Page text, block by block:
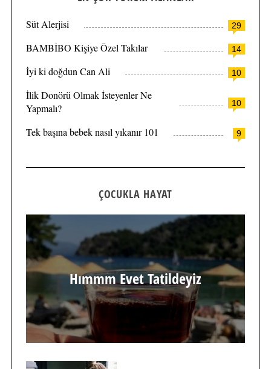
29
Süt Alerjisi
14
BAMBİBO Kişiye Özel Takılar
10
İyi ki doğdun Can Ali
10
İlik Donörü Olmak İsteyenler Ne
Yapmalı?
9
Tek başına bebek nasıl yıkanır 101
ÇOCUKLA HAYAT
Hımmm Evet Tatildeyiz